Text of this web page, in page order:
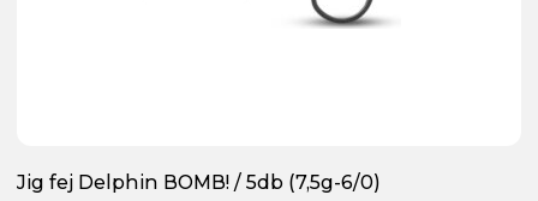
Jig fej Delphin BOMB! / 5db (7,5g-6/0)